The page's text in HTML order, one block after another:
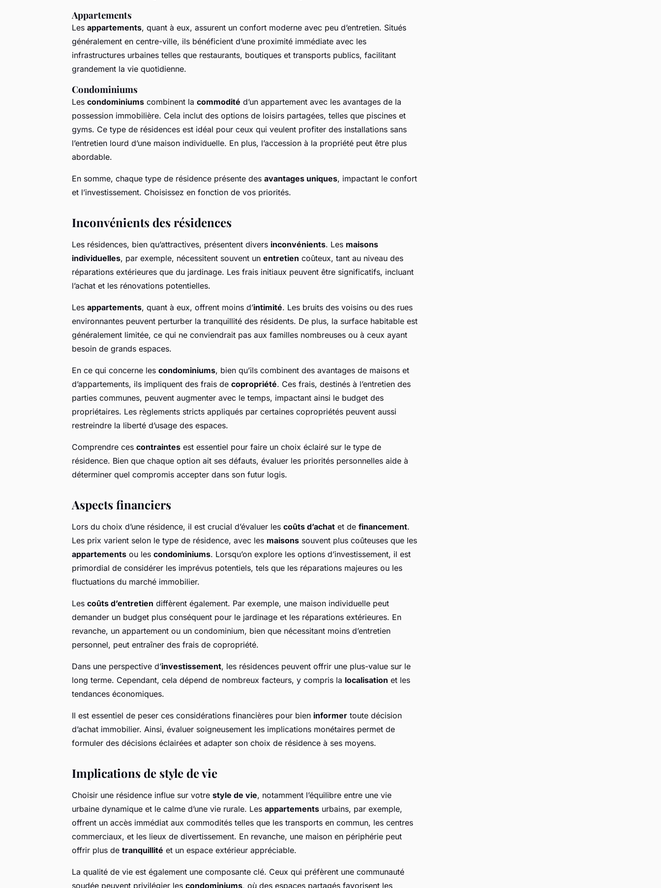
Appartements
Les appartements, quant à eux, assurent un confort moderne avec peu d’entretien. Situés
généralement en centre-ville, ils bénéficient d’une proximité immédiate avec les
infrastructures urbaines telles que restaurants, boutiques et transports publics, facilitant
grandement la vie quotidienne.
Condominiums
Les condominiums combinent la commodité d’un appartement avec les avantages de la
possession immobilière. Cela inclut des options de loisirs partagées, telles que piscines et
gyms. Ce type de résidences est idéal pour ceux qui veulent profiter des installations sans
l’entretien lourd d’une maison individuelle. En plus, l’accession à la propriété peut être plus
abordable.
En somme, chaque type de résidence présente des avantages uniques, impactant le confort
et l’investissement. Choisissez en fonction de vos priorités.
Inconvénients des résidences
Les résidences, bien qu’attractives, présentent divers inconvénients. Les maisons
individuelles, par exemple, nécessitent souvent un entretien coûteux, tant au niveau des
réparations extérieures que du jardinage. Les frais initiaux peuvent être significatifs, incluant
l’achat et les rénovations potentielles.
Les appartements, quant à eux, offrent moins d’intimité. Les bruits des voisins ou des rues
environnantes peuvent perturber la tranquillité des résidents. De plus, la surface habitable est
généralement limitée, ce qui ne conviendrait pas aux familles nombreuses ou à ceux ayant
besoin de grands espaces.
En ce qui concerne les condominiums, bien qu’ils combinent des avantages de maisons et
d’appartements, ils impliquent des frais de copropriété. Ces frais, destinés à l’entretien des
parties communes, peuvent augmenter avec le temps, impactant ainsi le budget des
propriétaires. Les règlements stricts appliqués par certaines copropriétés peuvent aussi
restreindre la liberté d’usage des espaces.
Comprendre ces contraintes est essentiel pour faire un choix éclairé sur le type de
résidence. Bien que chaque option ait ses défauts, évaluer les priorités personnelles aide à
déterminer quel compromis accepter dans son futur logis.
Aspects financiers
Lors du choix d’une résidence, il est crucial d’évaluer les coûts d’achat et de financement.
Les prix varient selon le type de résidence, avec les maisons souvent plus coûteuses que les
appartements ou les condominiums. Lorsqu’on explore les options d’investissement, il est
primordial de considérer les imprévus potentiels, tels que les réparations majeures ou les
fluctuations du marché immobilier.
Les coûts d’entretien diffèrent également. Par exemple, une maison individuelle peut
demander un budget plus conséquent pour le jardinage et les réparations extérieures. En
revanche, un appartement ou un condominium, bien que nécessitant moins d’entretien
personnel, peut entraîner des frais de copropriété.
Dans une perspective d’investissement, les résidences peuvent offrir une plus-value sur le
long terme. Cependant, cela dépend de nombreux facteurs, y compris la localisation et les
tendances économiques.
Il est essentiel de peser ces considérations financières pour bien informer toute décision
d’achat immobilier. Ainsi, évaluer soigneusement les implications monétaires permet de
formuler des décisions éclairées et adapter son choix de résidence à ses moyens.
Implications de style de vie
Choisir une résidence influe sur votre style de vie, notamment l’équilibre entre une vie
urbaine dynamique et le calme d’une vie rurale. Les appartements urbains, par exemple,
offrent un accès immédiat aux commodités telles que les transports en commun, les centres
commerciaux, et les lieux de divertissement. En revanche, une maison en périphérie peut
offrir plus de tranquillité et un espace extérieur appréciable.
La qualité de vie est également une composante clé. Ceux qui préfèrent une communauté
soudée peuvent privilégier les condominiums, où des espaces partagés favorisent les